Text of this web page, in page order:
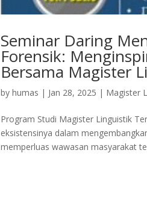
Seminar Daring
Forensik:
Bersama Magister
byhumas | Jan 28, 2025 | Magister
Program Studi Magister Linguistik
eksistensinya dalam
memperluas wawasan masyarakat